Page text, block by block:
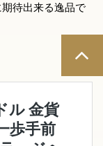
待出来る逸品で